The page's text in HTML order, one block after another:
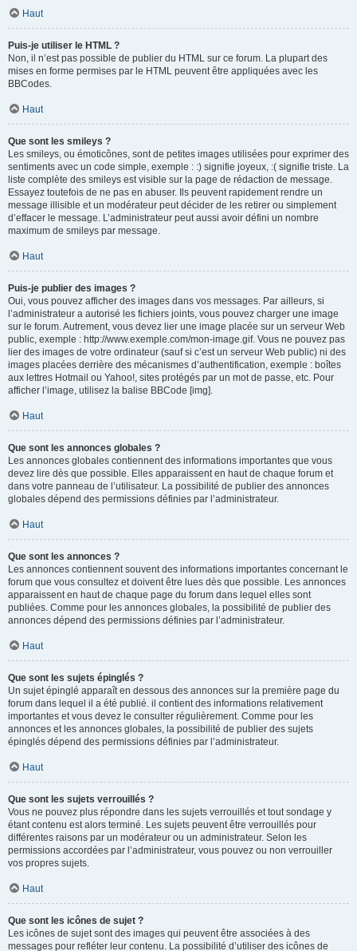
Haut
Puis-je utiliser le HTML ?
Non, il n’est pas possible de publier du HTML sur ce forum. La plupart des
mises en forme permises par le HTML peuvent être appliquées avec les
BBCodes.
Haut
Que sont les smileys ?
Les smileys, ou émoticônes, sont de petites images utilisées pour exprimer des
sentiments avec un code simple, exemple : :) signifie joyeux, :( signifie triste. La
liste complète des smileys est visible sur la page de rédaction de message.
Essayez toutefois de ne pas en abuser. Ils peuvent rapidement rendre un
message illisible et un modérateur peut décider de les retirer ou simplement
d’effacer le message. L’administrateur peut aussi avoir défini un nombre
maximum de smileys par message.
Haut
Puis-je publier des images ?
Oui, vous pouvez afficher des images dans vos messages. Par ailleurs, si
l’administrateur a autorisé les fichiers joints, vous pouvez charger une image
sur le forum. Autrement, vous devez lier une image placée sur un serveur Web
public, exemple : http://www.exemple.com/mon-image.gif. Vous ne pouvez pas
lier des images de votre ordinateur (sauf si c’est un serveur Web public) ni des
images placées derrière des mécanismes d’authentification, exemple : boîtes
aux lettres Hotmail ou Yahoo!, sites protégés par un mot de passe, etc. Pour
afficher l’image, utilisez la balise BBCode [img].
Haut
Que sont les annonces globales ?
Les annonces globales contiennent des informations importantes que vous
devez lire dès que possible. Elles apparaissent en haut de chaque forum et
dans votre panneau de l’utilisateur. La possibilité de publier des annonces
globales dépend des permissions définies par l’administrateur.
Haut
Que sont les annonces ?
Les annonces contiennent souvent des informations importantes concernant le
forum que vous consultez et doivent être lues dès que possible. Les annonces
apparaissent en haut de chaque page du forum dans lequel elles sont
publiées. Comme pour les annonces globales, la possibilité de publier des
annonces dépend des permissions définies par l’administrateur.
Haut
Que sont les sujets épinglés ?
Un sujet épinglé apparaît en dessous des annonces sur la première page du
forum dans lequel il a été publié. il contient des informations relativement
importantes et vous devez le consulter régulièrement. Comme pour les
annonces et les annonces globales, la possibilité de publier des sujets
épinglés dépend des permissions définies par l’administrateur.
Haut
Que sont les sujets verrouillés ?
Vous ne pouvez plus répondre dans les sujets verrouillés et tout sondage y
étant contenu est alors terminé. Les sujets peuvent être verrouillés pour
différentes raisons par un modérateur ou un administrateur. Selon les
permissions accordées par l’administrateur, vous pouvez ou non verrouiller
vos propres sujets.
Haut
Que sont les icônes de sujet ?
Les icônes de sujet sont des images qui peuvent être associées à des
messages pour refléter leur contenu. La possibilité d’utiliser des icônes de